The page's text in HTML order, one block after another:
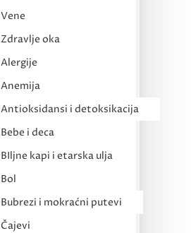
Vene
Zdravlje oka
Alergije
Anemija
Antioksidansi i detoksikacija
Bebe i deca
BIljne kapi i etarska ulja
Bol
Bubrezi i mokraćni putevi
Čajevi